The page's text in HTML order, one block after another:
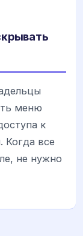
меню
к
Когда все
не нужно